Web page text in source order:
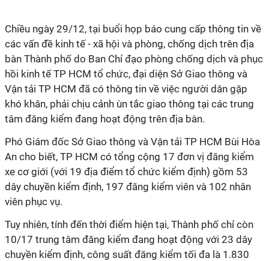
Chiều ngày 29/12, tại buổi họp báo cung cấp thông tin về
các vấn đề kinh tế - xã hội và phòng, chống dịch trên địa
bàn Thành phố do Ban Chỉ đạo phòng chống dịch và phục
hồi kinh tế TP HCM tổ chức, đại diện Sở Giao thông và
Vận tải TP HCM đã có thông tin về việc người dân gặp
khó khăn, phải chịu cảnh ùn tắc giao thông tại các trung
tâm đăng kiểm đang hoạt động trên địa bàn.
Phó Giám đốc Sở Giao thông và Vận tải TP HCM Bùi Hòa
An cho biết, TP HCM có tổng cộng 17 đơn vị đăng kiểm
xe cơ giới (với 19 địa điểm tổ chức kiểm định) gồm 53
dây chuyền kiểm định, 197 đăng kiểm viên và 102 nhân
viên phục vụ.
Tuy nhiên, tính đến thời điểm hiện tại, Thành phố chỉ còn
10/17 trung tâm đăng kiểm đang hoạt động với 23 dây
chuyền kiểm định, công suất đăng kiểm tối đa là 1.830